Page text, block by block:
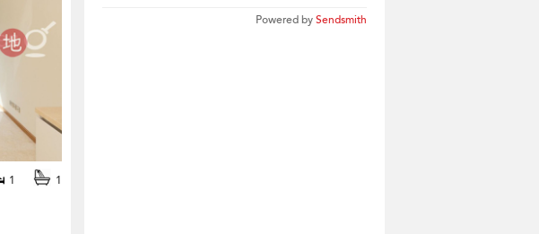
1 1
Powered bySendsmith